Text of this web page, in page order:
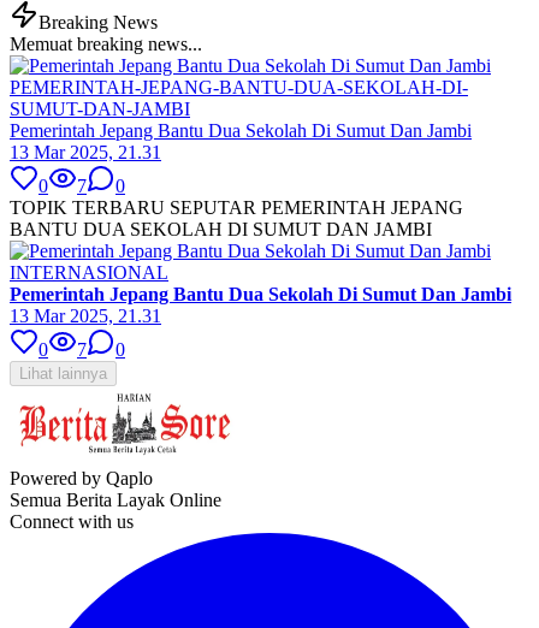
Breaking News
Memuat breaking news...
PEMERINTAH-JEPANG-BANTU-DUA-SEKOLAH-DI-
SUMUT-DAN-JAMBI
Pemerintah Jepang Bantu Dua Sekolah Di Sumut Dan Jambi
13 Mar 2025, 21.31
0
7
0
TOPIK TERBARU SEPUTAR PEMERINTAH JEPANG
BANTU DUA SEKOLAH DI SUMUT DAN JAMBI
INTERNASIONAL
Pemerintah Jepang Bantu Dua Sekolah Di Sumut Dan Jambi
13 Mar 2025, 21.31
0
7 0
Lihat lainnya
Powered by Qaplo
Semua Berita Layak Online
Connect with us